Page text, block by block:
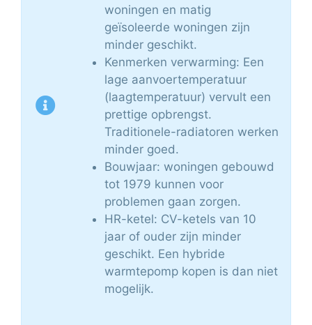
woningen en matig
geïsoleerde woningen zijn
minder geschikt.
Kenmerken verwarming: Een
lage aanvoertemperatuur
(laagtemperatuur) vervult een
prettige opbrengst.
Traditionele-radiatoren werken
minder goed.
Bouwjaar: woningen gebouwd
tot 1979 kunnen voor
problemen gaan zorgen.
HR-ketel: CV-ketels van 10
jaar of ouder zijn minder
geschikt. Een hybride
warmtepomp kopen is dan niet
mogelijk.